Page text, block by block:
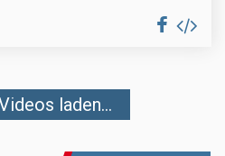
laden...